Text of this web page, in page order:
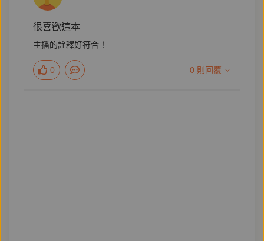
反正「偏見」的標籤已輕鬆貼上了，又何必費心？
不斷在眼前搬演，自己卻無能為力，連淚都早已流不
很喜歡這本
主播的詮釋好符合！
0 0 則回覆